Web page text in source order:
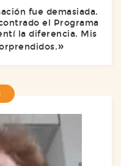
fue demasiada.
el Programa
la diferencia. Mis